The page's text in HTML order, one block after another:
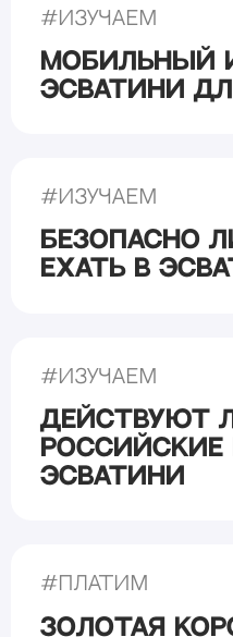
#Изучаем
Мобильный
Эсватини
#Изучаем
Безопасно
ехать в
#Изучаем
Действуют
российские
Эсватини
# Платим
Золотая